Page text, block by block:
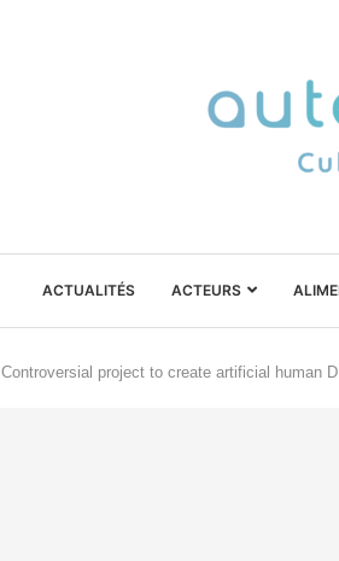
ACTUALITÉS ACTEURS
Controversial project to create artificial human